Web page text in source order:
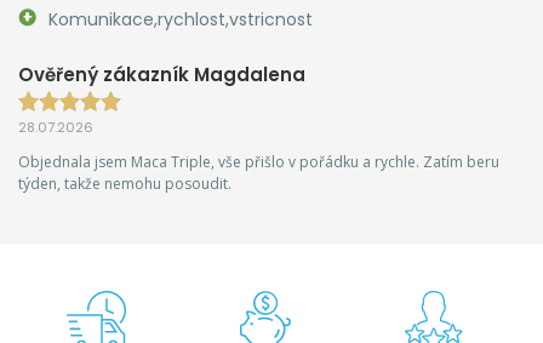
Komunikace,rychlost,vstricnost
Ověřený zákazník Magdalena
28.07.2026
Objednala jsem Maca Triple, vše přišlo v pořádku a rychle. Zatím beru
týden, takže nemohu posoudit.